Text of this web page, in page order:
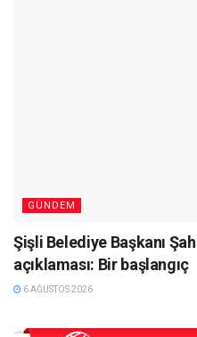
GÜNDEM
Şişli Belediye Başkanı
açıklaması: Bir başlangıç
6 AĞUSTOS 2026